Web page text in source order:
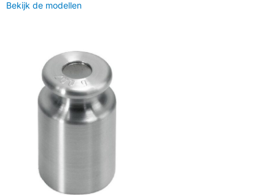
Bekijk de modellen